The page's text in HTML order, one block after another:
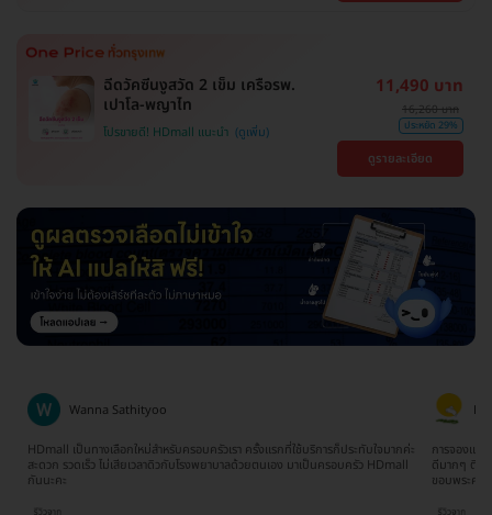
ฉีดวัคซีนงูสวัด 2 เข็ม เครือรพ.
เปาโล-พญาไท
โปรขายดี! HDmall แนะนำ
11,490 บาท
16,260 บาท
ประหยัด 29%
ดูรายละเอียด
การจองแพ็คเกจเข้าใจง่ายมากๆไม่ยุ่งยากเลยค่ะ ทีมงานน้องจิ๊บให้บริการประสานงาน
ดีมากๆ ติดต่อและสอบถามให้ข้อมูลรวดเร็วทันใจ ประทับใจมากๆจริงๆค่ะ
ขอบพระคุณนะคะ
Ratima Choodej
จองตอนห้า
ยากเลย ร